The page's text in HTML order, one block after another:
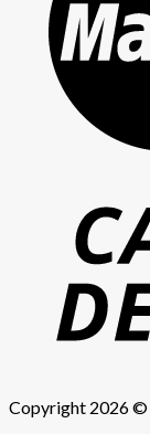
Copyright 2026 ©